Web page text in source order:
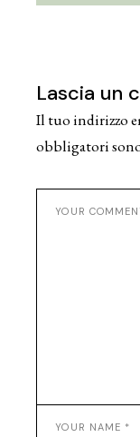
Lascia un
Il tuo indirizzo
obbligatori